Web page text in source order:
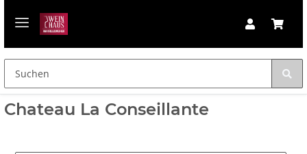
Chateau La Conseillante